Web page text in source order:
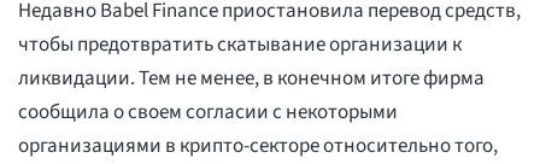
Недавно Babel Finance приостановила перевод средств,
чтобы предотвратить скатывание организации к
ликвидации. Тем не менее, в конечном итоге фирма
сообщила о своем согласии с некоторыми
организациями в крипто-секторе относительно того,